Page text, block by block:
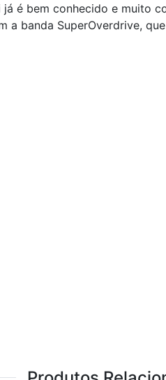
já é bem conhecido e
a banda SuperOverdrive,